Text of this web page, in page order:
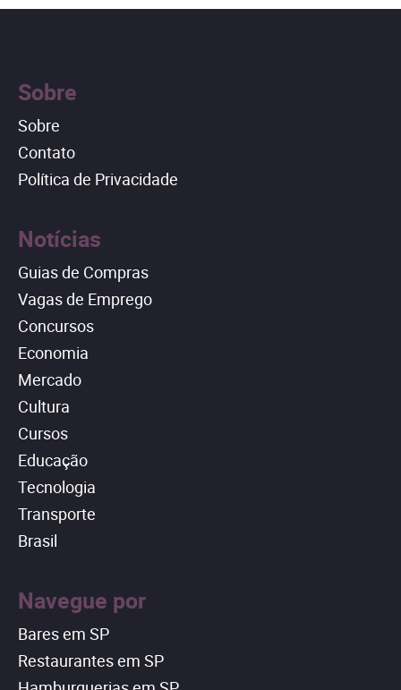
Sobre
Sobre
Contato
Política de Privacidade
Notícias
Guias de Compras
Vagas de Emprego
Concursos
Economia
Mercado
Cultura
Cursos
Educação
Tecnologia
Transporte
Brasil
Navegue por
Bares em SP
Restaurantes em SP